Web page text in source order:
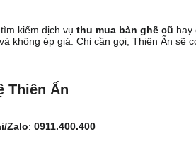
kiếm dịch vụ thu mua bàn ghế cũ hay
không ép giá. Chỉ cần gọi, Thiên Ấn sẽ
Thiên Ấn
Zalo: 0911.400.400